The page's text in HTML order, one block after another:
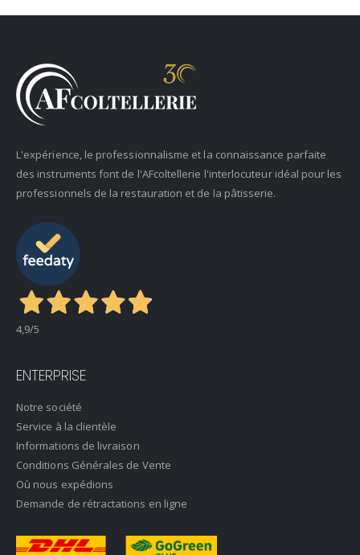
L'expérience, le professionnalisme et la connaissance parfaite
des instruments font de l'AFcoltellerie l'interlocuteur idéal pour les
professionnels de la restauration et de la pâtisserie.
4,9/5
ENTERPRISE
Notre société
Service à la clientèle
Informations de livraison
Conditions Générales de Vente
Où nous expédions
Demande de rétractations en ligne